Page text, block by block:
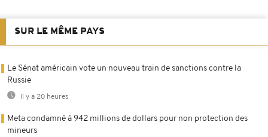
SUR LE MÊME PAYS
Le Sénat américain vote un nouveau train de sanctions contre la
Russie
Il y a 20 heures
Meta condamné à 942 millions de dollars pour non protection des
mineurs